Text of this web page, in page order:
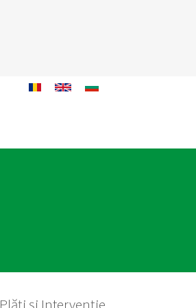
și Intervenție